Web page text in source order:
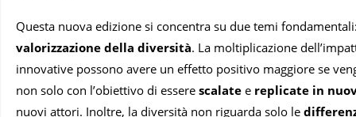
Questa nuova edizione si concentra su due temi
valorizzazione della diversità. La moltiplicazione
innovative possono avere un effetto positivo maggiore se
non solo con l’obiettivo di essere scalate e replicate in
nuovi attori. Inoltre, la diversità non riguarda solo le